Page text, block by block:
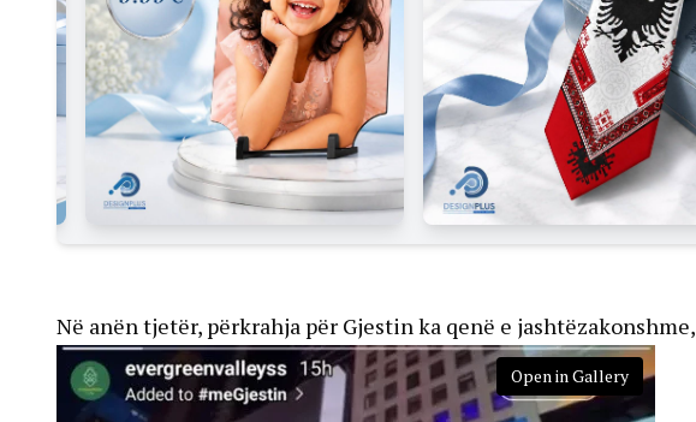
Në anën tjetër, përkrahja për Gjestin ka qenë e
Open in Gallery